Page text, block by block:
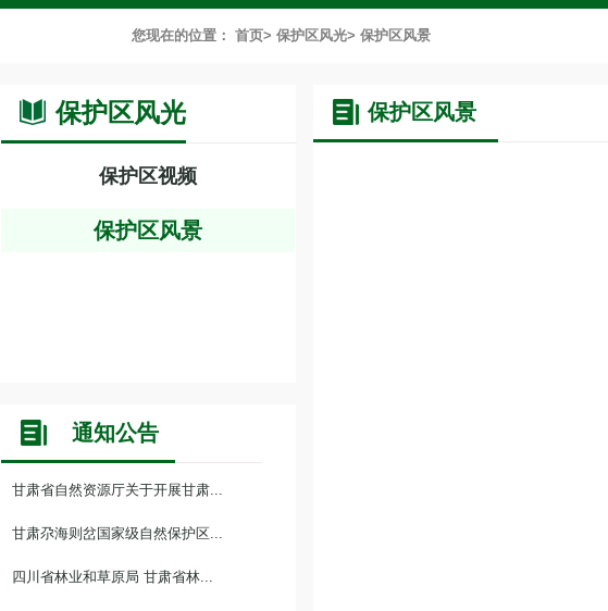
您现在的位置： 首页> 保护区风光> 保护区风景
保护区风光
保护区视频
保护区风景
通知公告
甘肃省自然资源厅关于开展甘肃...
甘肃尕海则岔国家级自然保护区...
四川省林业和草原局 甘肃省林...
保护区风景